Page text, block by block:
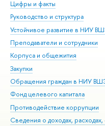
Цифры и факты
Руководство и структура
Устойчивое развитие в НИУ
Преподаватели и сотрудники
Корпуса и общежития
Закупки
Обращения граждан в НИУ
Фонд целевого капитала
Противодействие коррупции
Сведения о доходах,